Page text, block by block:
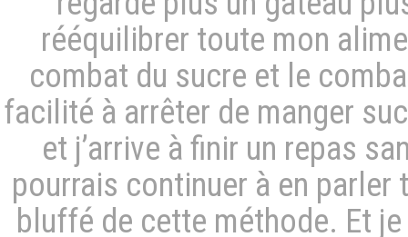
rééquilibrer toute mon
combat du sucre et le
facilité à arrêter de manger
et j’arrive à finir un repas
pourrais continuer à en
bluffé de cette méthode. Et